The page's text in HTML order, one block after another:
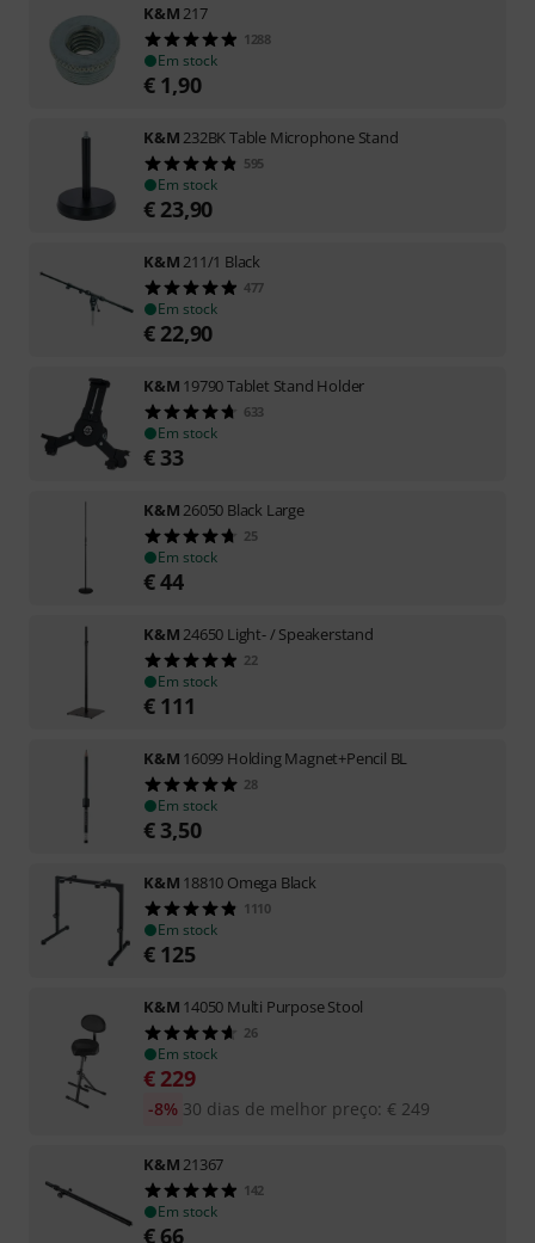
K&M 217
1288
Em stock
€ 1,90
K&M 232BK Table Microphone Stand
595
Em stock
€ 23,90
K&M 211/1 Black
477
Em stock
€ 22,90
K&M 19790 Tablet Stand Holder
633
Em stock
€ 33
K&M 26050 Black Large
25
Em stock
€44
K&M 24650 Light- / Speakerstand
22
Em stock
€ 111
K&M 16099 Holding Magnet+Pencil BL
28
Em stock
€ 3,50
K&M 18810 Omega Black
1110
Em stock
€ 125
K&M 14050 Multi Purpose Stool
26
Em stock
€ 229
30 dias de melhor preço: € 249
-8%
K&M 21367
142
Em stock
€ 66